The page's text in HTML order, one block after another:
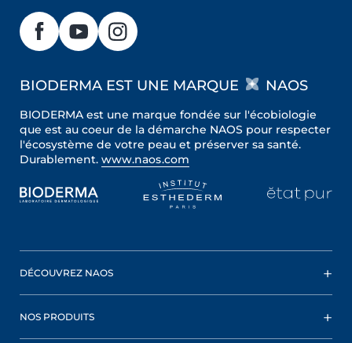
BIODERMA EST UNE MARQUE NAOS
BIODERMA est une marque fondée sur l'écobiologie
que est au coeur de la démarche NAOS pour respecter
l'écosystème de votre peau et préserver sa santé.
Durablement. www.naos.com
DÉCOUVREZ NAOS
NOS PRODUITS